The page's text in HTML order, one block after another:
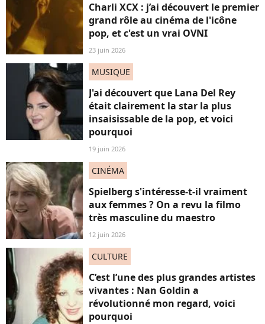
Charli XCX : j’ai découvert le premier
grand rôle au cinéma de l'icône
pop, et c'est un vrai OVNI
23 juin 2026
MUSIQUE
J'ai découvert que Lana Del Rey
était clairement la star la plus
insaisissable de la pop, et voici
pourquoi
19 juin 2026
CINÉMA
Spielberg s'intéresse-t-il vraiment
aux femmes ? On a revu la filmo
très masculine du maestro
12 juin 2026
CULTURE
C’est l’une des plus grandes artistes
vivantes : Nan Goldin a
révolutionné mon regard, voici
pourquoi